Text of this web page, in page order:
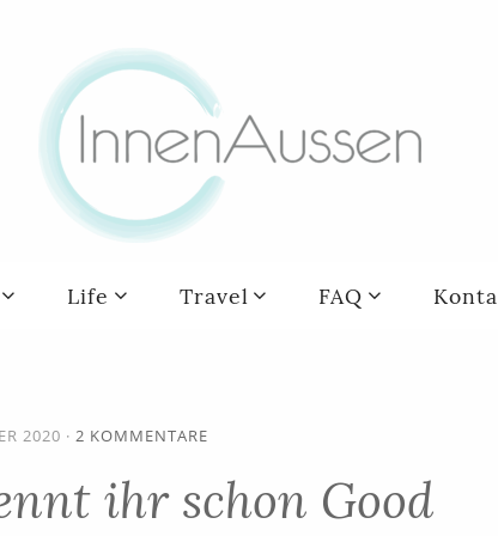
Life Travel FAQ
2020 · 2 KOMMENTARE
ihr schon Good